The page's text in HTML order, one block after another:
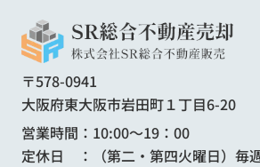
〒578-0941
大阪府東大阪市岩田町１丁目6-20
営業時間：10:00～19：00
定休日 ：（第二・第四火曜日）毎